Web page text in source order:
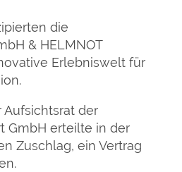
die
& HELMNOT
Erlebniswelt für
Aufsichtsrat der
GmbH erteilte in der
Zuschlag, ein Vertrag